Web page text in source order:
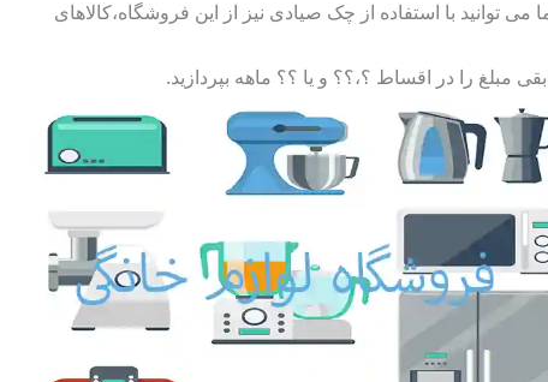
با استفاده از چک صیادی نیز از این فروشگاه،کالاهای